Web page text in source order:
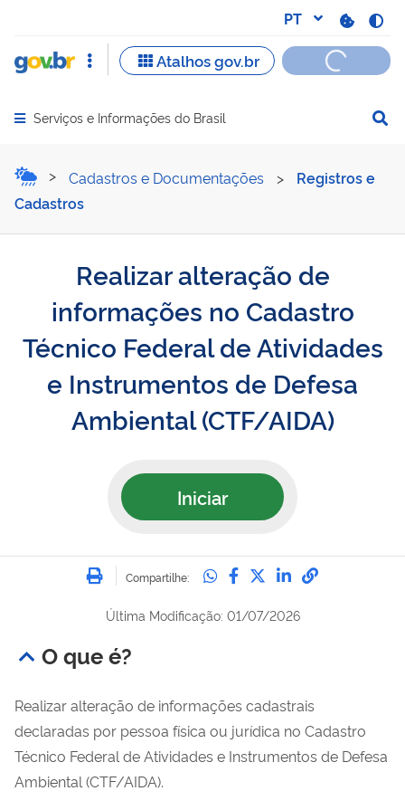
Abrir menu principal de navegação
Serviços e Informações do Brasil
Realizar alteração de
Cadastros e Documentações >
Registros e
Cadastros
Realizar alteração de
informações no Cadastro
Técnico Federal de Atividades
e Instrumentos de Defesa
Ambiental (CTF/AIDA)
Iniciar
Imprimir
Compartilhe: Compartilhe no
Compartilhe no
Compartilhe no
Compartilhe
Última Modificação: 01/07/2026
O que é?
Realizar alteração de informações cadastrais
declaradas por pessoa física ou jurídica no Cadastro
Técnico Federal de Atividades e Instrumentos de Defesa
Ambiental (CTF/AIDA).